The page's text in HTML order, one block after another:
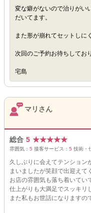
変な癖がないので治りがい
だいてます。
また形が崩れてセットしに
次回のご予約お待ちしてお
宅島
マリさん
総合 5 ★★★★★
雰囲気： 5 接客サービス： 5 技術・
久しぶりに会えてテンション
まいましたが笑顔で出迎えて
お店の雰囲気も落ち着いてい
仕上がりも大満足でスッキリ
また私もお世話になりますの